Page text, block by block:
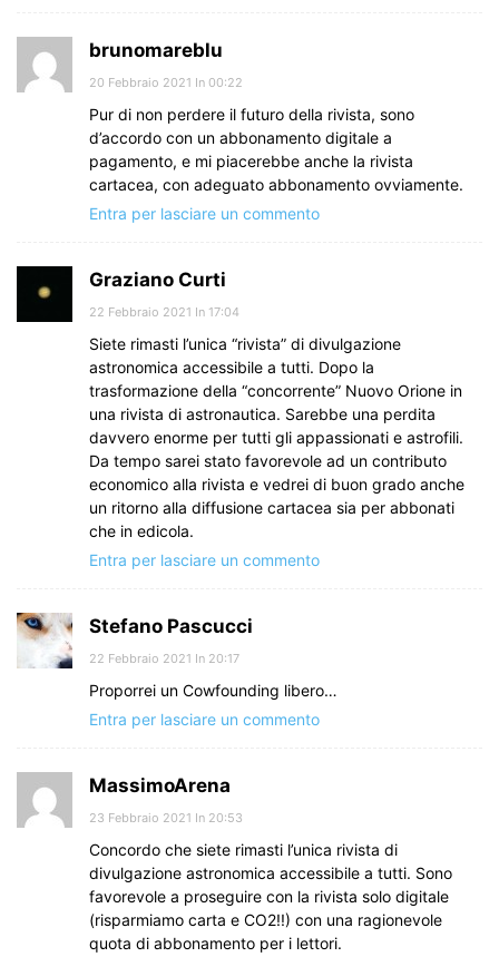
brunomareblu
20 Febbraio 2021 In 00:22
Pur di non perdere il futuro della rivista, sono
d’accordo con un abbonamento digitale a
pagamento, e mi piacerebbe anche la rivista
cartacea, con adeguato abbonamento ovviamente.
Entra per lasciare un commento
Graziano Curti
22 Febbraio 2021 In 17:04
Siete rimasti l’unica “rivista” di divulgazione
astronomica accessibile a tutti. Dopo la
trasformazione della “concorrente” Nuovo Orione in
una rivista di astronautica. Sarebbe una perdita
davvero enorme per tutti gli appassionati e astrofili.
Da tempo sarei stato favorevole ad un contributo
economico alla rivista e vedrei di buon grado anche
un ritorno alla diffusione cartacea sia per abbonati
che in edicola.
Entra per lasciare un commento
Stefano Pascucci
22 Febbraio 2021 In 20:17
Proporrei un Cowfounding libero…
Entra per lasciare un commento
MassimoArena
23 Febbraio 2021 In 20:53
Concordo che siete rimasti l’unica rivista di
divulgazione astronomica accessibile a tutti. Sono
favorevole a proseguire con la rivista solo digitale
(risparmiamo carta e CO2!!) con una ragionevole
quota di abbonamento per i lettori.